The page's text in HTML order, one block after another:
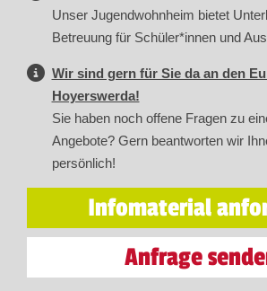
Unser Jugendwohnheim bietet
Betreuung für Schüler*innen und
Wir sind gern für Sie da an den
Hoyerswerda!
Sie haben noch offene Fragen zu
Angebote? Gern beantworten wir
persönlich!
Infomaterial
Anfrage